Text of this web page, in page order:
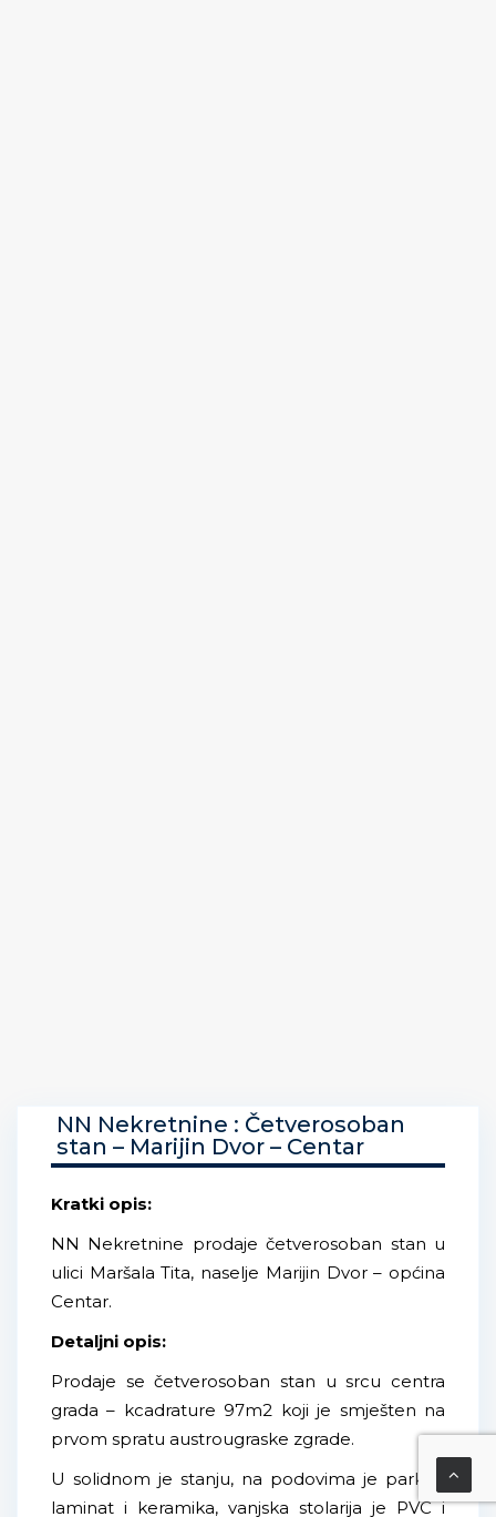
NN Nekretnine : Četverosoban
stan – Marijin Dvor – Centar
Kratki opis:
NN Nekretnine prodaje četverosoban stan u
ulici Maršala Tita, naselje Marijin Dvor – općina
Centar.
Detaljni opis:
Prodaje se četverosoban stan u srcu centra
grada – kcadrature 97m2 koji je smješten na
prvom spratu austrougraske zgrade.
U solidnom je stanju, na podovima je parket,
laminat i keramika, vanjska stolarija je PVC i